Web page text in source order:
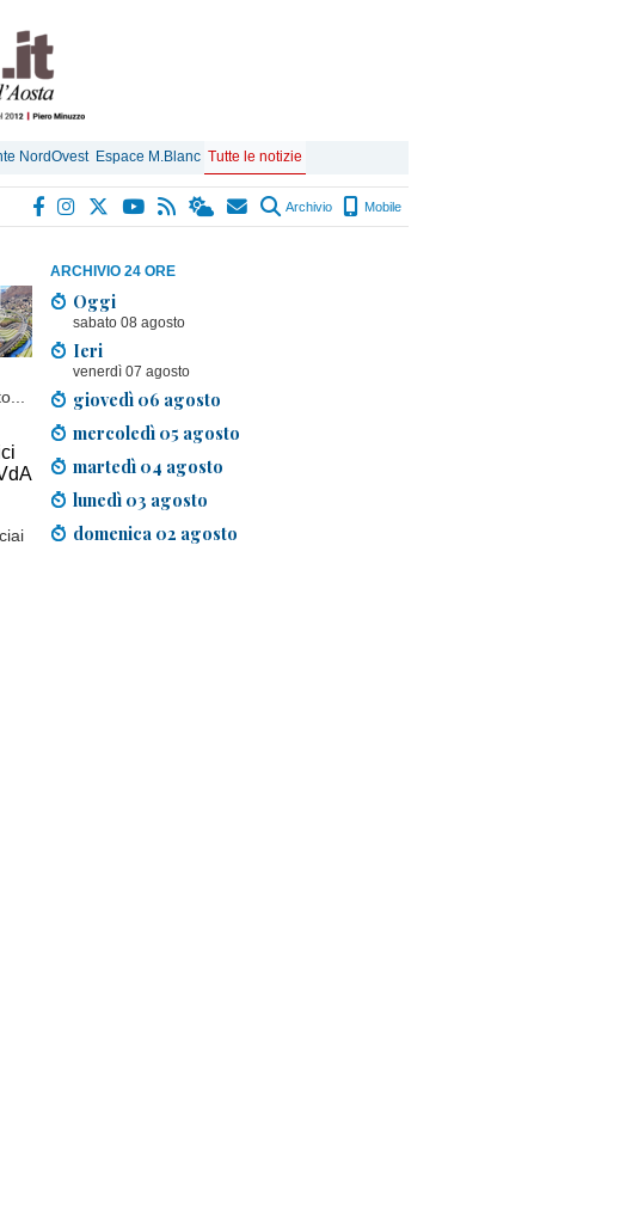
NordOvest Espace M.Blanc Tutte le notizie
Archivio Mobile
ARCHIVIO 24 ORE
Oggi
sabato 08 agosto
Ieri
venerdì 07 agosto
giovedì 06 agosto
mercoledì 05 agosto
martedì 04 agosto
lunedì 03 agosto
domenica 02 agosto